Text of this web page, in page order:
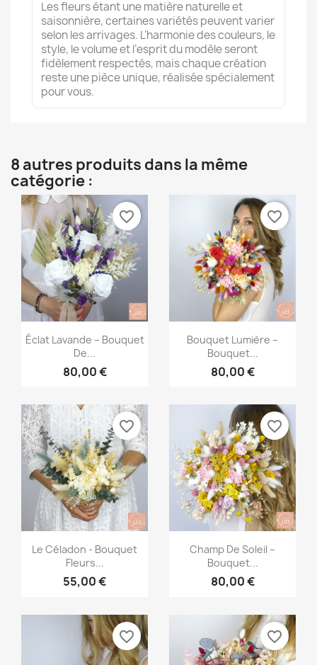
Les fleurs étant une matière naturelle et
saisonnière, certaines variétés peuvent varier
selon les arrivages. L’harmonie des couleurs, le
style, le volume et l’esprit du modèle seront
fidèlement respectés, mais chaque création
reste une pièce unique, réalisée spécialement
pour vous.
8 autres produits dans la même
catégorie :
Aperçu rapide
Éclat Lavande – Bouquet
De...
80,00 €
favorite_border
Aperçu rapide
Bouquet Lumière –
Bouquet...
80,00 €
favorite_border
Aperçu rapide
Le Céladon - Bouquet
Fleurs...
55,00 €
favorite_border
Aperçu rapide
Champ De Soleil –
Bouquet...
80,00 €
favorite_border
favorite_border favorite_border